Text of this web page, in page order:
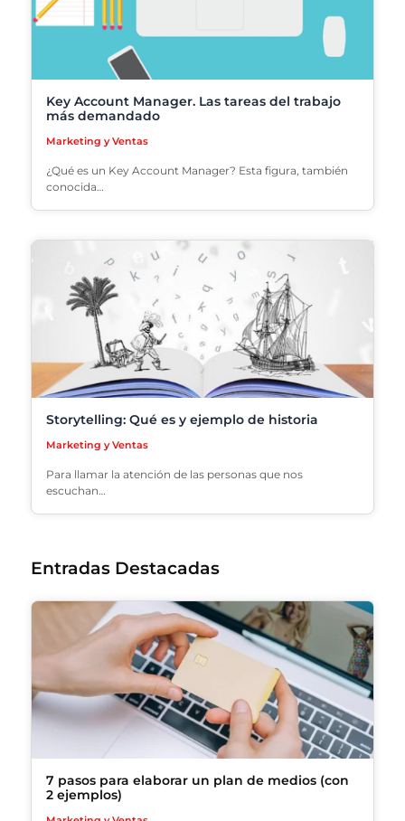
Key Account Manager. Las tareas del trabajo
más demandado
Marketing y Ventas
¿Qué es un Key Account Manager? Esta figura, también
conocida…
Storytelling: Qué es y ejemplo de historia
Marketing y Ventas
Para llamar la atención de las personas que nos
escuchan…
Entradas Destacadas
7 pasos para elaborar un plan de medios (con
2 ejemplos)